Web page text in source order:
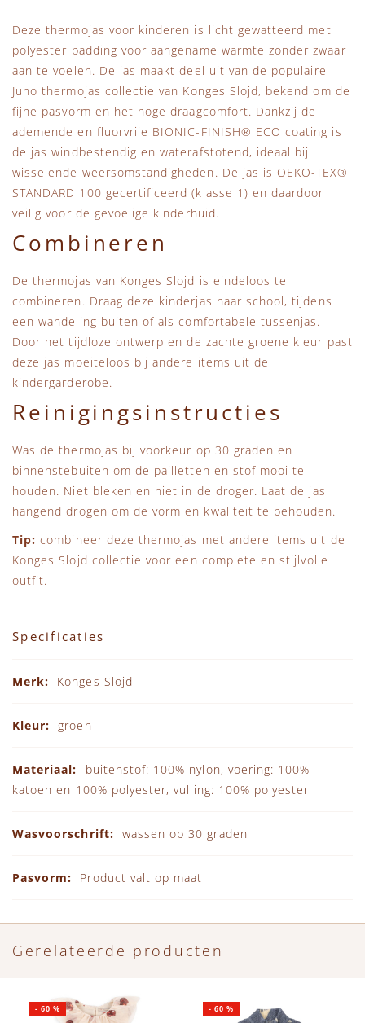
Deze thermojas voor kinderen is licht gewatteerd met
polyester padding voor aangename warmte zonder zwaar
aan te voelen. De jas maakt deel uit van de populaire
Juno thermojas collectie van Konges Slojd, bekend om de
fijne pasvorm en het hoge draagcomfort. Dankzij de
ademende en fluorvrije BIONIC-FINISH® ECO coating is
de jas windbestendig en waterafstotend, ideaal bij
wisselende weersomstandigheden. De jas is OEKO-TEX®
STANDARD 100 gecertificeerd (klasse 1) en daardoor
veilig voor de gevoelige kinderhuid.
Combineren
De thermojas van Konges Slojd is eindeloos te
combineren. Draag deze kinderjas naar school, tijdens
een wandeling buiten of als comfortabele tussenjas.
Door het tijdloze ontwerp en de zachte groene kleur past
deze jas moeiteloos bij andere items uit de
kindergarderobe.
Reinigingsinstructies
Was de thermojas bij voorkeur op 30 graden en
binnenstebuiten om de pailletten en stof mooi te
houden. Niet bleken en niet in de droger. Laat de jas
hangend drogen om de vorm en kwaliteit te behouden.
Tip: combineer deze thermojas met andere items uit de
Konges Slojd collectie voor een complete en stijlvolle
outfit.
Specificaties
Konges Slojd
groen
buitenstof: 100% nylon, voering: 100%
katoen en 100% polyester, vulling: 100% polyester
wassen op 30 graden
Product valt op maat
Gerelateerde producten
-60 % -60 %